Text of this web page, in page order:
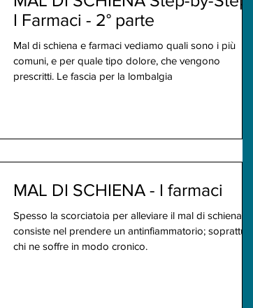
I Farmaci - 2° parte
Mal di schiena e farmaci vediamo quali sono i più
comuni, e per quale tipo dolore, che vengono
prescritti. Le fascia per la lombalgia
MAL DI SCHIENA - I farmaci
Spesso la scorciatoia per alleviare il mal di schiena
consiste nel prendere un antinfiammatorio; soprattutto
chi ne soffre in modo cronico.